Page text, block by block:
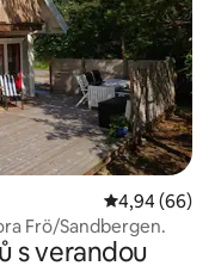
Průměrné
4,94 (66)
Frö/Sandbergen.
s verandou